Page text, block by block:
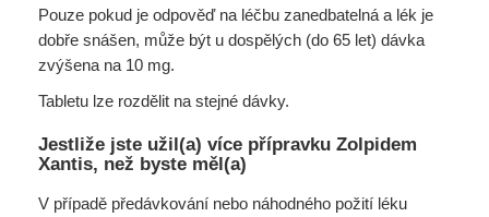
Pouze pokud je odpověď na léčbu zanedbatelná a lék je
dobře snášen, může být u dospělých (do 65 let) dávka
zvýšena na 10 mg.
Tabletu lze rozdělit na stejné dávky.
Jestliže jste užil(a) více přípravku Zolpidem
Xantis, než byste měl(a)
V případě předávkování nebo náhodného požití léku